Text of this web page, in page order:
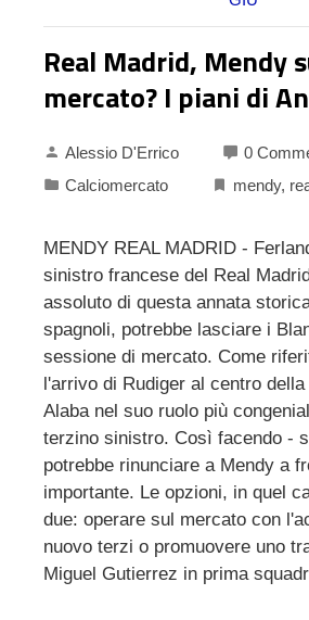
Real Madrid, Mendy
mercato? I piani di
Alessio D'Errico
0
Calciomercato
mendy,
MENDY REAL MADRID -
sinistro francese del Real
assoluto di questa annata
spagnoli, potrebbe lasciare i
sessione di mercato. Come
l'arrivo di Rudiger al centro
Alaba nel suo ruolo più
terzino sinistro. Così facendo -
potrebbe rinunciare a Mendy a
importante. Le opzioni, in quel
due: operare sul mercato con
nuovo terzi o promuovere uno
Miguel Gutierrez in prima